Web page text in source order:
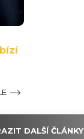
DALŠÍ ČLÁNKY